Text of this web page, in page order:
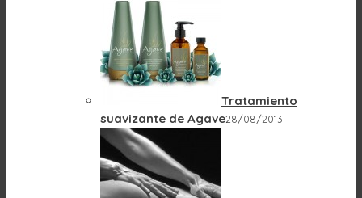
Tratamiento
suavizante de Agave28/08/2013